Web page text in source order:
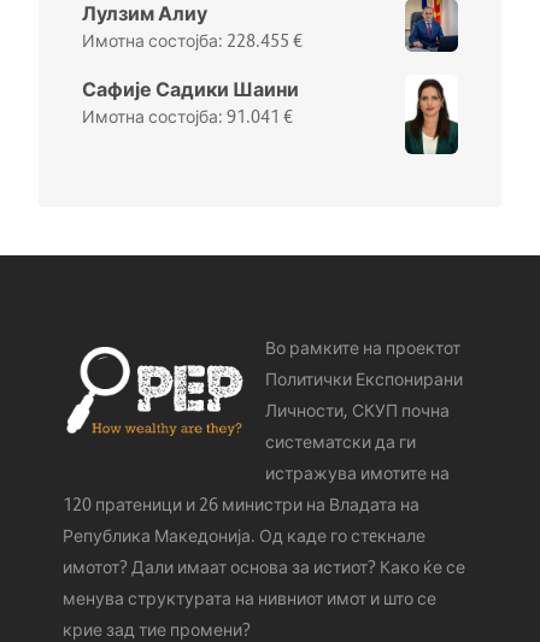
Лулзим Алиу
228.455 €
Сафије Садики Шаини
91.041 €
Во рамките на проектот
Политички Експонирани
Личности, СКУП почна
систематски да ги
истражува имотите на
120 пратеници и 26 министри на Владата на
Република Македонија. Од каде го стeкнале
имотот? Дали имаат основа за истиот? Како ќе се
менува структурата на нивниот имот и што се
крие зад тие промени?